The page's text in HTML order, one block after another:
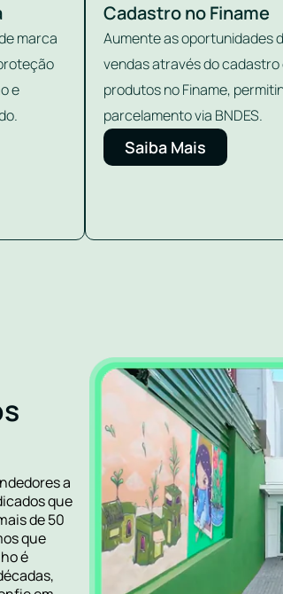
marca
e
Cadastro no Finame
Aumente as oportunidades
vendas através do cadastro
produtos no Finame,
parcelamento via BNDES.
Saiba Mais
a
que
de 50
que
é